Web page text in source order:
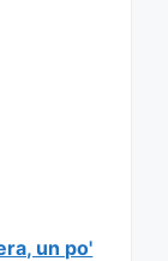
un po'